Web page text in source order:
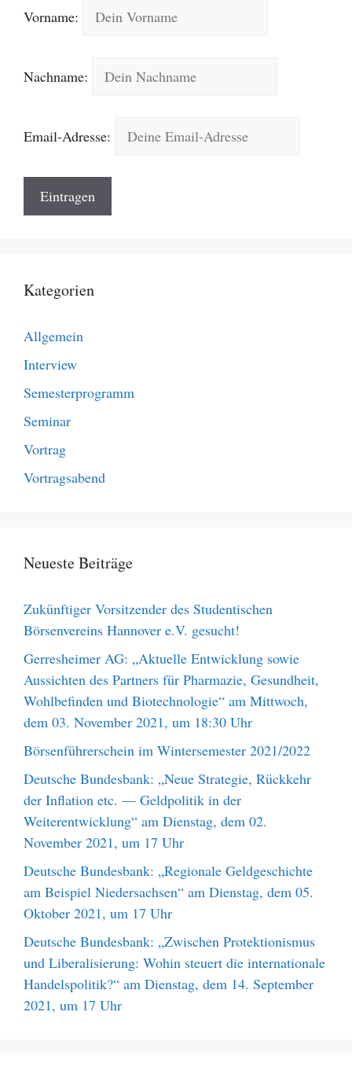
Vorname:
Nachname:
Email-Adresse:
Kategorien
Allgemein
Interview
Semesterprogramm
Seminar
Vortrag
Vortragsabend
Neueste Beiträge
Zukünftiger Vorsitzender des Studentischen
Börsenvereins Hannover e.V. gesucht!
Gerresheimer AG: „Aktuelle Entwicklung sowie
Aussichten des Partners für Pharmazie, Gesundheit,
Wohlbefinden und Biotechnologie“ am Mittwoch,
dem 03. November 2021, um 18:30 Uhr
Börsenführerschein im Wintersemester 2021/2022
Deutsche Bundesbank: „Neue Strategie, Rückkehr
der Inflation etc. — Geldpolitik in der
Weiterentwicklung“ am Dienstag, dem 02.
November 2021, um 17 Uhr
Deutsche Bundesbank: „Regionale Geldgeschichte
am Beispiel Niedersachsen“ am Dienstag, dem 05.
Oktober 2021, um 17 Uhr
Deutsche Bundesbank: „Zwischen Protektionismus
und Liberalisierung: Wohin steuert die internationale
Handelspolitik?“ am Dienstag, dem 14. September
2021, um 17 Uhr